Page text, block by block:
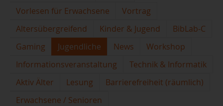
Vorlesen für Erwachsene
Vortrag
Altersübergreifend
Kinder & Jugend
BibLab-C
Gaming
Jugendliche News
Workshop
Informationsveranstaltung
Technik & Informatik
Aktiv Älter
Lesung
Barrierefreiheit (räumlich)
Erwachsene / Senioren